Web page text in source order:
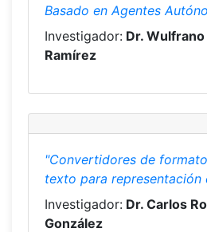
Basado en Agentes
Investigador: Dr.
Ramírez
"Convertidores de
texto para representación
Investigador: Dr. Carlos
González